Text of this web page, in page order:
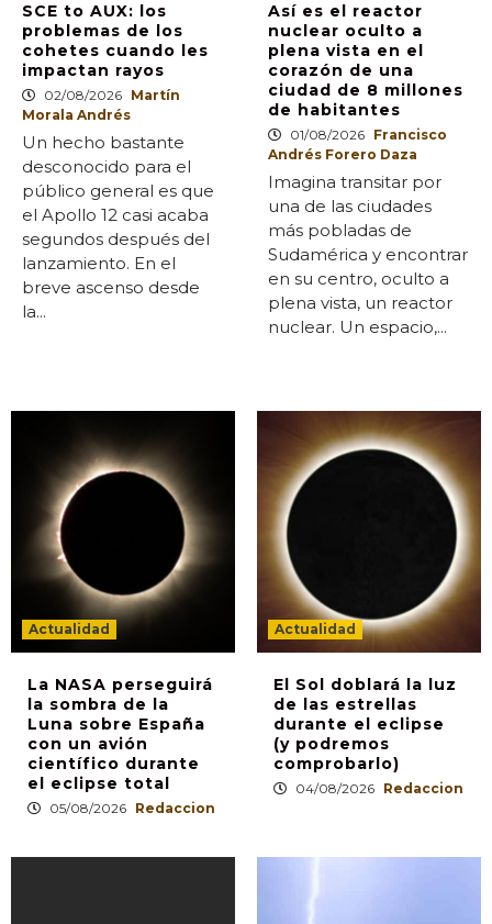
SCE to AUX: los
problemas de los
cohetes cuando les
impactan rayos
02/08/2026 Martín
Morala Andrés
Un hecho bastante
desconocido para el
público general es que
el Apollo 12 casi acaba
segundos después del
lanzamiento. En el
breve ascenso desde
la...
Así es el reactor
nuclear oculto a
plena vista en el
corazón de una
ciudad de 8 millones
de habitantes
01/08/2026 Francisco
Andrés Forero Daza
Imagina transitar por
una de las ciudades
más pobladas de
Sudamérica y encontrar
en su centro, oculto a
plena vista, un reactor
nuclear. Un espacio,...
Actualidad
La NASA perseguirá
la sombra de la
Luna sobre España
con un avión
científico durante
el eclipse total
05/08/2026 Redaccion
Actualidad
El Sol doblará la luz
de las estrellas
durante el eclipse
(y podremos
comprobarlo)
04/08/2026 Redaccion